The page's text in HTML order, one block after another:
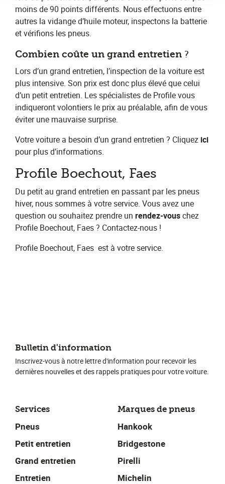
moins de 90 points différents. Nous effectuons entre
autres la vidange d’huile moteur, inspectons la batterie
et vérifions les pneus.
Combien coûte un grand entretien ​?
Lors d’un grand entretien, l’inspection de la voiture est
plus intensive. Son prix est donc plus élevé que celui
d’un petit entretien. Les spécialistes de Profile vous
indiqueront volontiers le prix au préalable, afin de vous
éviter une mauvaise surprise.
Votre voiture a besoin d’un grand entretien ? Cliquez​ ​ ici
pour plus d’informations.
Profile Boechout, Faes
Du petit au grand entretien en passant par les pneus
hiver, nous sommes à votre service. Vous avez une
question ou souhaitez prendre un​ ​ rendez-vous​chez
Profile Boechout, Faes​ ? Contactez-nous !
Profile Boechout, Faes ​ est à votre service.
Services
Pneus
Petit entretien
Grand entretien
Entretien
Marques de pneus
Hankook
Bridgestone
Pirelli
Michelin
Bulletin d'information
Inscrivez-vous à notre lettre d'information pour recevoir les
dernières nouvelles et des rappels pratiques pour votre voiture.